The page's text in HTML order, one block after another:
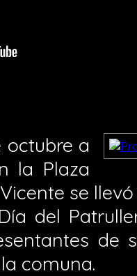
octubre a
la Plaza
se
del
de
comuna.